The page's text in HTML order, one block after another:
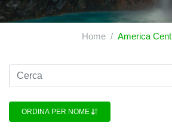
Home America
ORDINA PER NOME